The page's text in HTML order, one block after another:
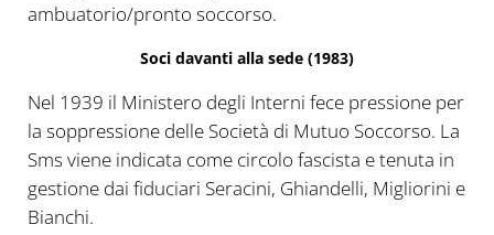
ambuatorio/pronto soccorso.
Soci davanti alla sede (1983)
Nel 1939 il Ministero degli Interni fece pressione per
la soppressione delle Società di Mutuo Soccorso. La
Sms viene indicata come circolo fascista e tenuta in
gestione dai fiduciari Seracini, Ghiandelli, Migliorini e
Bianchi.